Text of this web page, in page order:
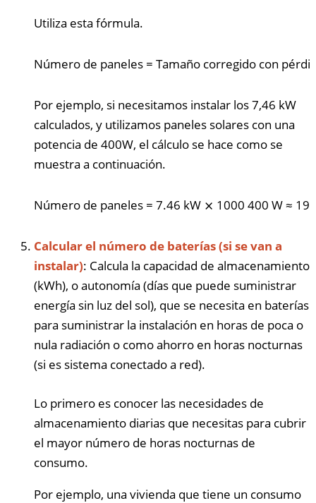
Utiliza esta fórmula.
Número de paneles = Tamaño corregido con
Por ejemplo, si necesitamos instalar los 7,46 kW
calculados, y utilizamos paneles solares con una
potencia de 400W, el cálculo se hace como se
muestra a continuación.
Número de paneles = 7.46 kW ⨯ 1000 400 W≈ 19
Calcular el número de baterías (si se van a
instalar): Calcula la capacidad de almacenamiento
(kWh), o autonomía (días que puede suministrar
energía sin luz del sol), que se necesita en baterías
para suministrar la instalación en horas de poca o
nula radiación o como ahorro en horas nocturnas
(si es sistema conectado a red).
Lo primero es conocer las necesidades de
almacenamiento diarias que necesitas para cubrir
el mayor número de horas nocturnas de
consumo.
Por ejemplo, una vivienda que tiene un consumo